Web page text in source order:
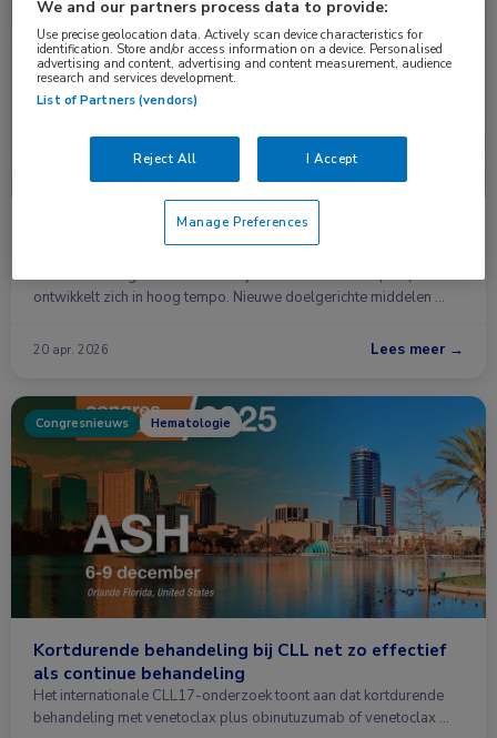
CLL-behandeling verschuift: meer focus op
strategie en latere lijnen
De behandeling van chronische lymfatische leukemie (CLL)
ontwikkelt zich in hoog tempo. Nieuwe doelgerichte middelen …
20 apr. 2026 Lees meer →
Congresnieuws Hematologie
Kortdurende behandeling bij CLL net zo effectief
als continue behandeling
Het internationale CLL17-onderzoek toont aan dat kortdurende
behandeling met venetoclax plus obinutuzumab of venetoclax …
We and our partners process data to provide:
Use precise geolocation data. Actively scan device characteristics for
identification. Store and/or access information on a device. Personalised
advertising and content, advertising and content measurement, audience
research and services development.
List of Partners (vendors)
Reject All I Accept
Manage Preferences